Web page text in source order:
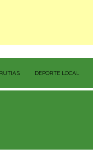
DEPORTE LOCAL